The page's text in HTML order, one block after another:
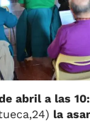
abril a las
la